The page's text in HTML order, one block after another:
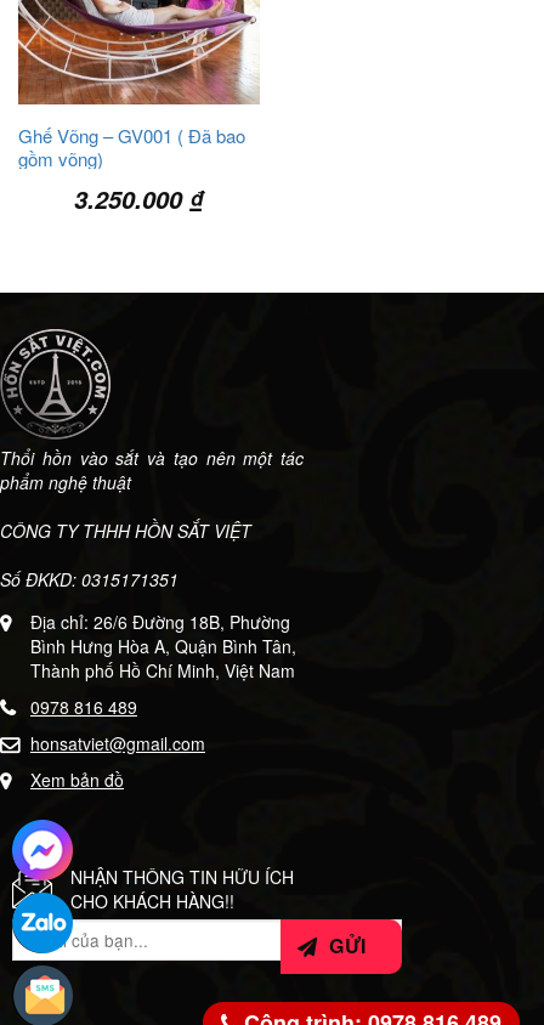
Ghế Võng – GV001 ( Đã bao
gồm võng)
3.250.000₫
Thổi hồn vào sắt và tạo nên một tác
phẩm nghệ thuật
CÔNG TY THHH HỒN SẮT VIỆT
Số ĐKKD: 0315171351
Địa chỉ: 26/6 Đường 18B, Phường
Bình Hưng Hòa A, Quận Bình Tân,
Thành phố Hồ Chí Minh, Việt Nam
0978 816 489
honsatviet@gmail.com
Xem bản đồ
NHẬN THÔNG TIN HỮU ÍCH
CHO KHÁCH HÀNG!!